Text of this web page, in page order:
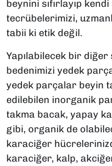
beynini sıfırlayıp kendi
tecrübelerimizi,
tabii ki etik değil.
Yapılabilecek bir diğer
bedenimizi yedek
yedek parçalar beyin
edilebilen inorganik
takma bacak, yapay
gibi, organik de
karaciğer
karaciğer, kalp,